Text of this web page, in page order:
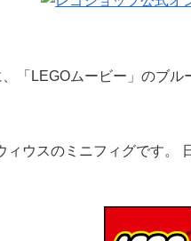
「LEGOムービー」のブル
ウスのミニフィグです。